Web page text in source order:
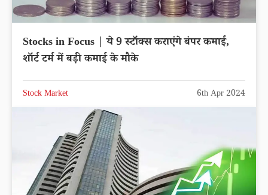
Stocks in Focus | ये 9 स्टॉक्स कराएंगे बंपर कमाई,
शॉर्ट टर्म में बड़ी कमाई के मौके
Stock Market 6th Apr 2024